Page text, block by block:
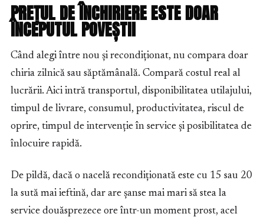
PREȚUL DE ÎNCHIRIERE ESTE DOAR
ÎNCEPUTUL POVEȘTII
Când alegi între nou și recondiționat, nu compara doar
chiria zilnică sau săptămânală. Compară costul real al
lucrării. Aici intră transportul, disponibilitatea utilajului,
timpul de livrare, consumul, productivitatea, riscul de
oprire, timpul de intervenție în service și posibilitatea de
înlocuire rapidă.
De pildă, dacă o nacelă recondiționată este cu 15 sau 20
la sută mai ieftină, dar are șanse mai mari să stea la
service douăsprezece ore într-un moment prost, acel